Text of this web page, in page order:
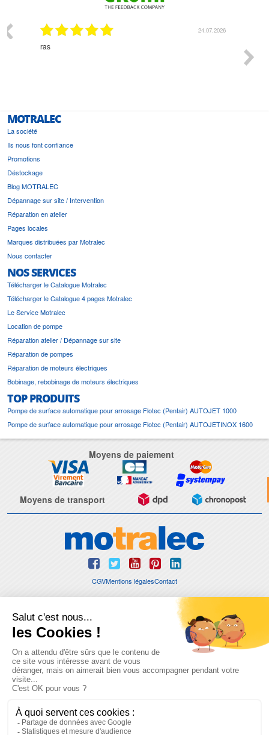
24.07.2026
ras
MOTRALEC
La société
Ils nous font confiance
Promotions
Déstockage
Blog MOTRALEC
Dépannage sur site / Intervention
Réparation en atelier
Pages locales
Marques distribuées par Motralec
Nous contacter
NOS SERVICES
Télécharger le Catalogue Motralec
Télécharger le Catalogue 4 pages Motralec
Le Service Motralec
Location de pompe
Réparation atelier / Dépannage sur site
Réparation de pompes
Réparation de moteurs électriques
Bobinage, rebobinage de moteurs électriques
TOP PRODUITS
Pompe de surface automatique pour arrosage Flotec (Pentair) AUTOJET 1000
Pompe de surface automatique pour arrosage Flotec (Pentair) AUTOJETINOX 1600
Moyens de paiement
Moyens de transport
CGVMentions légalesContact
© 2026 - Motralec, All rights reserved. | Création : Alphalives Multimédia